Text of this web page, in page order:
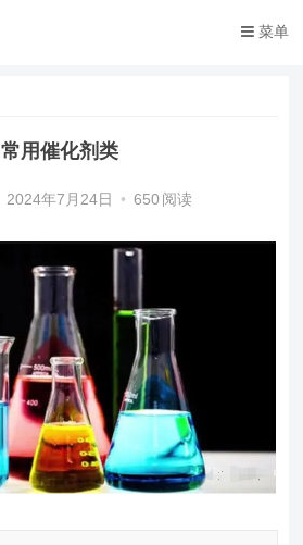
菜单
常用催化剂类
2024年7月24日 • 650 阅读